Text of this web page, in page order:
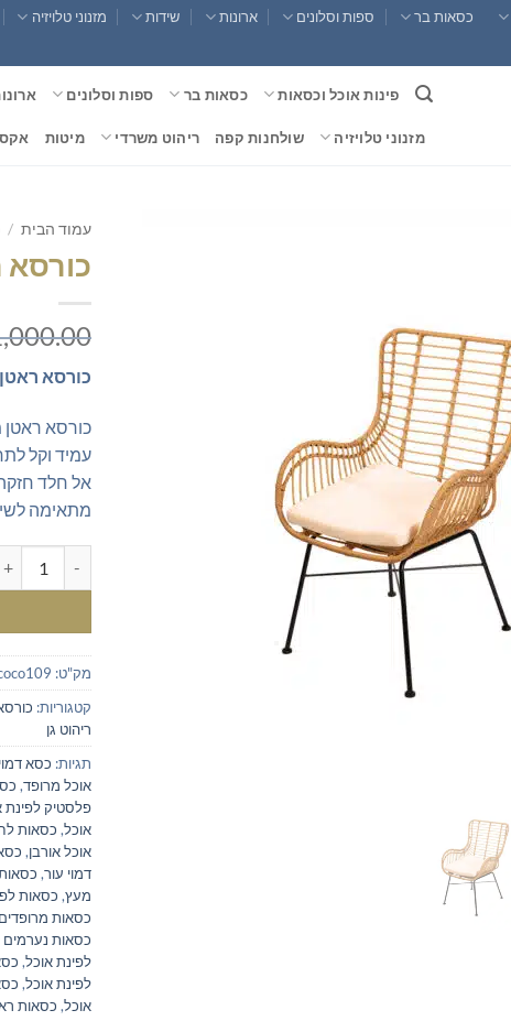
כסאות בר ספות וסלונים ארונות שידות מזנוני טלויזיה
פינות אוכל וכסאות כסאות בר ספות וסלונים
מזנוני טלויזיה שולחנות קפה ריהוט משרדי מיטות
עמוד הבית /
כורסא
כורסא ראטן
עמיד וקל
אל חלד
מתאימה
מק"ט:
קטגוריות:
ריהוט גן
תגיות: כסא
אוכל מרופד,
פלסטיק לפינת
אוכל, כסאות
אוכל אורבן,
דמוי עור,
מעץ, כסאות
כסאות
כסאות נערמים
לפינת אוכל,
לפינת אוכל,
אוכל, כסאות